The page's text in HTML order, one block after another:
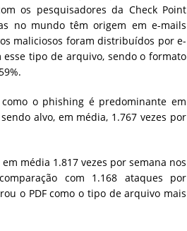
os pesquisadores da Check Point
no mundo têm origem em e-mails
maliciosos foram distribuídos por e-
tipo de arquivo, sendo o formato
o phishing é predominante em
alvo, em média, 1.767 vezes por
média 1.817 vezes por semana nos
com 1.168 ataques por
o PDF como o tipo de arquivo mais